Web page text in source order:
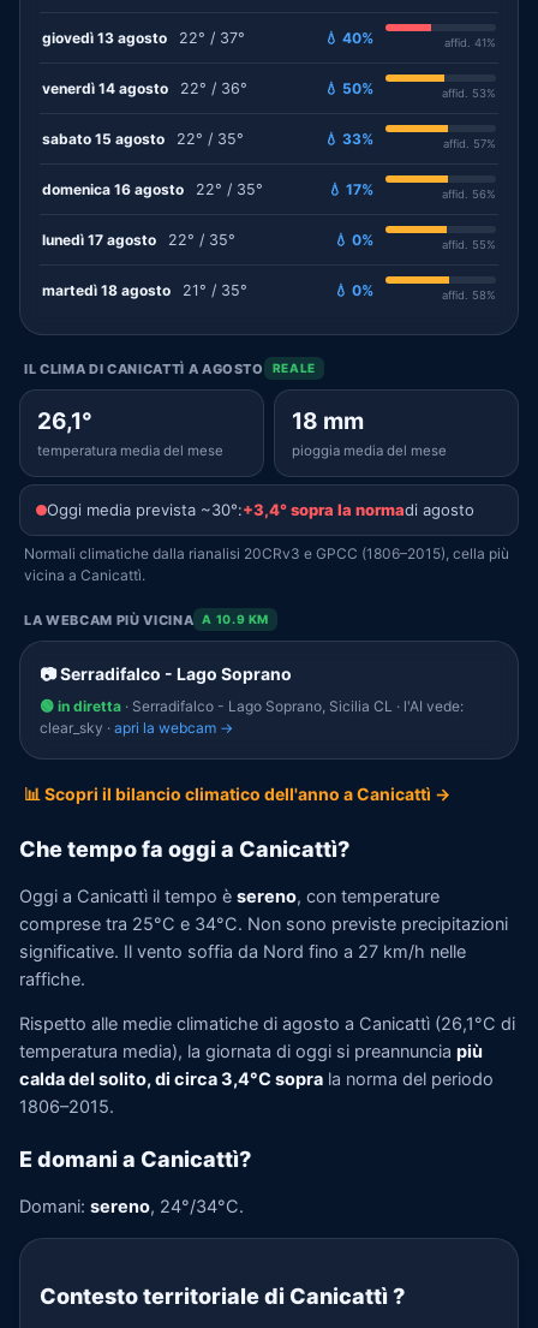
giovedì 13 agosto 22° / 37° 💧 40% affid. 41%
venerdì 14 agosto 22° / 36° 💧 50% affid. 53%
sabato 15 agosto 22° / 35° 💧 33% affid. 57%
domenica 16 agosto 22° / 35° 💧 17% affid. 56%
lunedì 17 agosto 22° / 35° 💧 0% affid. 55%
martedì 18 agosto 21° / 35° 💧 0% affid. 58%
IL CLIMA DI CANICATTÌ A AGOSTO REALE
26,1°
temperatura media del mese
18 mm
pioggia media del mese
Oggi media prevista ~30°:+3,4° sopra la normadi agosto
Normali climatiche dalla rianalisi 20CRv3 e GPCC (1806–2015), cella più
vicina a Canicattì.
LA WEBCAM PIÙ VICINA A 10.9 KM
📷 Serradifalco - Lago Soprano
🟢 in diretta · Serradifalco - Lago Soprano, Sicilia CL · l'AI vede:
clear_sky · apri la webcam →
📊 Scopri il bilancio climatico dell'anno a Canicattì →
Che tempo fa oggi a Canicattì?
Oggi a Canicattì il tempo è sereno, con temperature
comprese tra 25°C e 34°C. Non sono previste precipitazioni
significative. Il vento soffia da Nord fino a 27 km/h nelle
raffiche.
Rispetto alle medie climatiche di agosto a Canicattì (26,1°C di
temperatura media), la giornata di oggi si preannuncia più
calda del solito, di circa 3,4°C sopra la norma del periodo
1806–2015.
E domani a Canicattì?
Domani: sereno, 24°/34°C.
Contesto territoriale di Canicattì ?